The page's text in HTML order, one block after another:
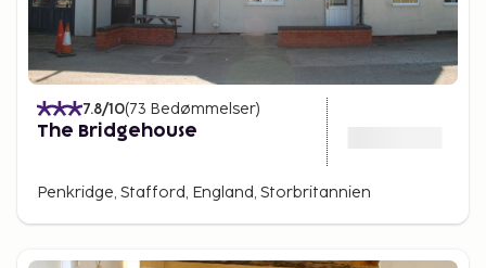
7.8/10(73 Bedømmelser)
The Bridgehouse
Penkridge, Stafford, England, Storbritannien